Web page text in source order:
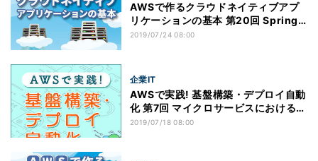
AWSで作るクラウドネイティブアプ
リケーションの基本 第20回 Spring
SessionとSpring Data Redisを用い
2019/07/24 08:00
企業IT
AWSで実践! 基盤構築・デプロイ自動
化 第7回 マイクロサービスにおける結
合テスト
2019/07/18 08:00